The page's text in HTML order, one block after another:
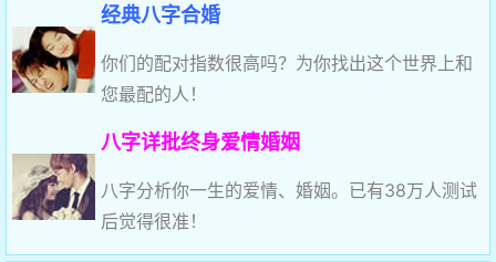
经典八字合婚
你们的配对指数很高吗？为你找出这个世界上和
您最配的人！
八字详批终身爱情婚姻
八字分析你一生的爱情、婚姻。已有38万人测试
后觉得很准！